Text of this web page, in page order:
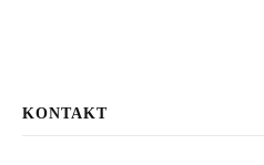
KONTAKT